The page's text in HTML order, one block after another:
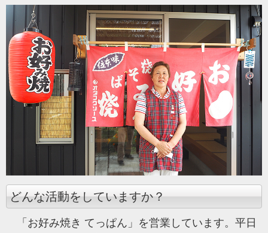
どんな活動をしていますか？
「お好み焼き てっぱん」を営業しています。平日